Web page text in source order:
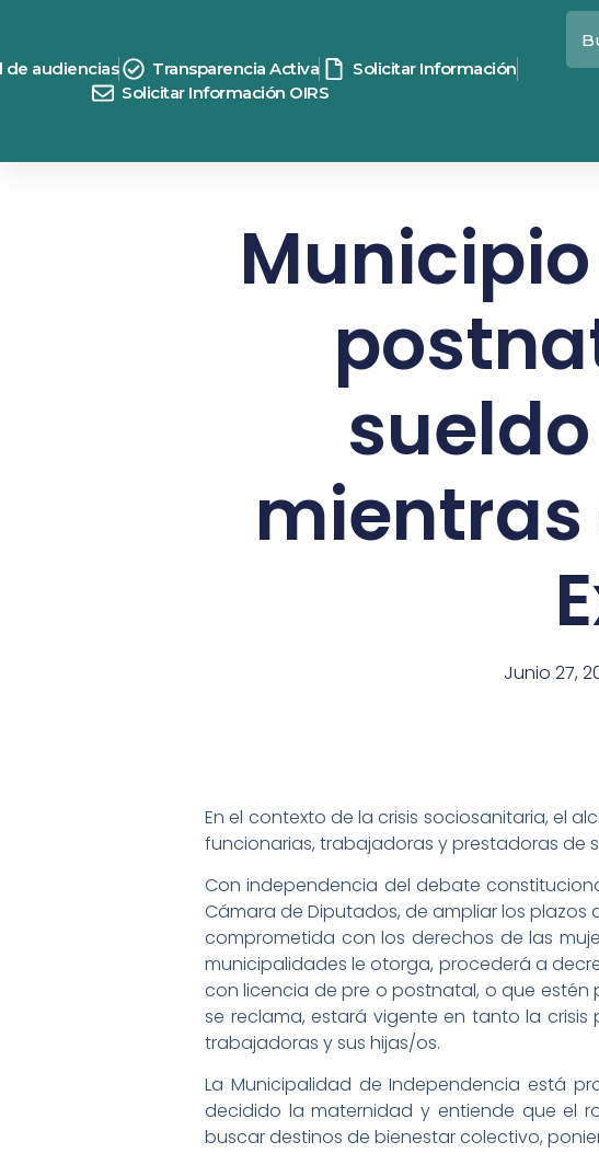
de audiencias Transparencia Activa
Solicitar Información
Solicitar Información OIRS
mientras
Junio 27,
En el contexto de la crisis sociosanitaria, el
funcionarias, trabajadoras y prestadoras de
Con independencia del debate
Cámara de Diputados, de ampliar los
comprometida con los derechos de las
municipalidades le otorga, procederá a
con licencia de pre o postnatal, o que estén
se reclama, estará vigente en tanto la
trabajadoras y sus hijas/os.
La Municipalidad de Independencia está
decidido la maternidad y entiende que el
buscar destinos de bienestar colectivo,